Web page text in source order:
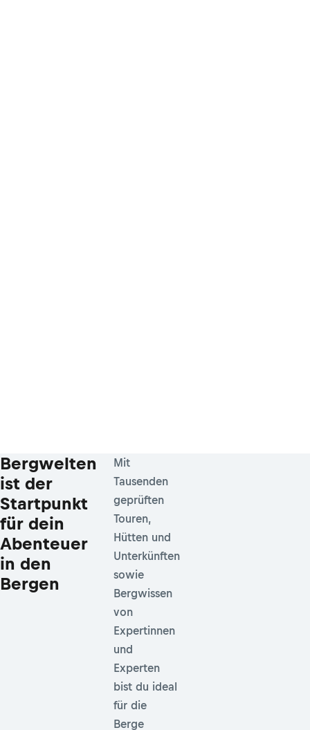
Bergwelten
ist der
Startpunkt
für dein
Abenteuer
in den
Bergen
Mit
Tausenden
geprüften
Touren,
Hütten und
Unterkünften
sowie
Bergwissen
von
Expertinnen
und
Experten
bist du ideal
für die
Berge